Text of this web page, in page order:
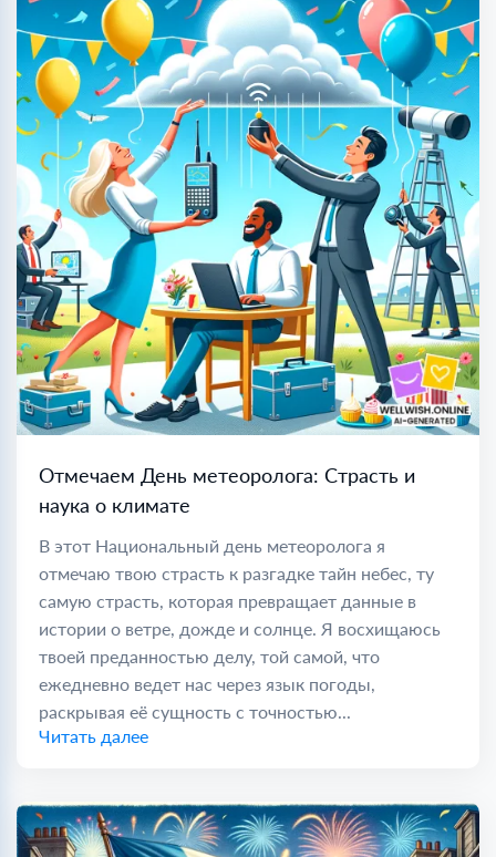
Отмечаем День метеоролога: Страсть и
наука о климате
В этот Национальный день метеоролога я
отмечаю твою страсть к разгадке тайн небес, ту
самую страсть, которая превращает данные в
истории о ветре, дожде и солнце. Я восхищаюсь
твоей преданностью делу, той самой, что
ежедневно ведет нас через язык погоды,
раскрывая её сущность с точностью...
Читать далее